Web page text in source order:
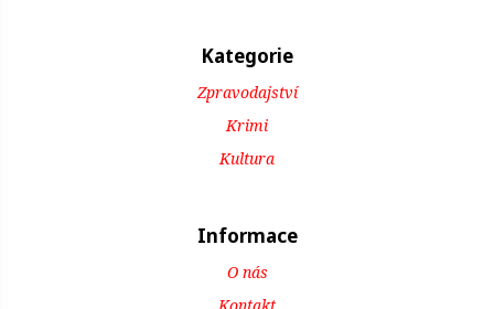
Kategorie
Zpravodajství
Krimi
Kultura
Informace
O nás